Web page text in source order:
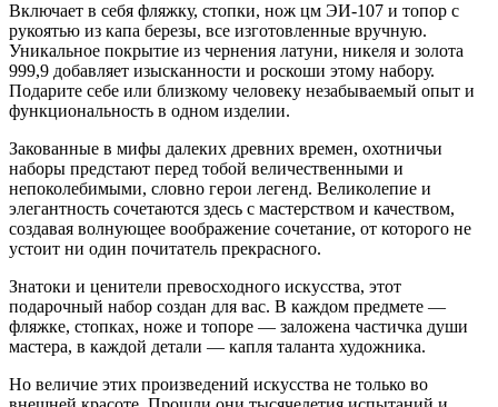
Включает в себя фляжку, стопки, нож цм ЭИ-107 и топор с
рукоятью из капа березы, все изготовленные вручную.
Уникальное покрытие из чернения латуни, никеля и золота
999,9 добавляет изысканности и роскоши этому набору.
Подарите себе или близкому человеку незабываемый опыт и
функциональность в одном изделии.
Закованные в мифы далеких древних времен, охотничьи
наборы предстают перед тобой величественными и
непоколебимыми, словно герои легенд. Великолепие и
элегантность сочетаются здесь с мастерством и качеством,
создавая волнующее воображение сочетание, от которого не
устоит ни один почитатель прекрасного.
Знатоки и ценители превосходного искусства, этот
подарочный набор создан для вас. В каждом предмете —
фляжке, стопках, ноже и топоре — заложена частичка души
мастера, в каждой детали — капля таланта художника.
Но величие этих произведений искусства не только во